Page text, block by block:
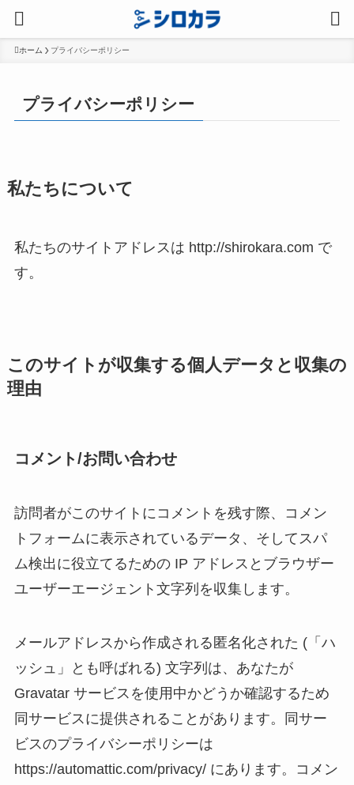
ホーム プライバシーポリシー
プライバシーポリシー
私たちについて
私たちのサイトアドレスは http://shirokara.com で
す。
このサイトが収集する個人データと収集の
理由
コメント/お問い合わせ
訪問者がこのサイトにコメントを残す際、コメン
トフォームに表示されているデータ、そしてスパ
ム検出に役立てるための IP アドレスとブラウザー
ユーザーエージェント文字列を収集します。
メールアドレスから作成される匿名化された (「ハ
ッシュ」とも呼ばれる) 文字列は、あなたが
Gravatar サービスを使用中かどうか確認するため
同サービスに提供されることがあります。同サー
ビスのプライバシーポリシーは
https://automattic.com/privacy/ にあります。コメン